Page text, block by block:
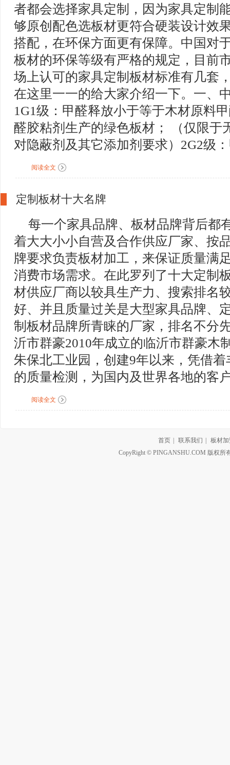
者都会选择家具定制，因为家具定制
够原创配色选板材更符合硬装设计效
搭配，在环保方面更有保障。中国对
板材的环保等级有严格的规定，目前
场上认可的家具定制板材标准有几套
在这里一一的给大家介绍一下。一、
1G1级：甲醛释放小于等于木材原料
醛胶粘剂生产的绿色板材； （仅限于
对隐蔽剂及其它添加剂要求）2G2级
阅读全文
定制板材十大名牌
每一个家具品牌、板材品牌背后都
着大大小小自营及合作供应厂家、按
牌要求负责板材加工，来保证质量满
消费市场需求。在此罗列了十大定制
材供应厂商以较具生产力、搜索排名
好、并且质量过关是大型家具品牌、
制板材品牌所青睐的厂家，排名不分
沂市群豪2010年成立的临沂市群豪木
朱保北工业园，创建9年以来，凭借
的质量检测，为国内及世界各地的客
阅读全文
首页 联系我们
板材
CopyRight © PINGANSHU.COM 版权